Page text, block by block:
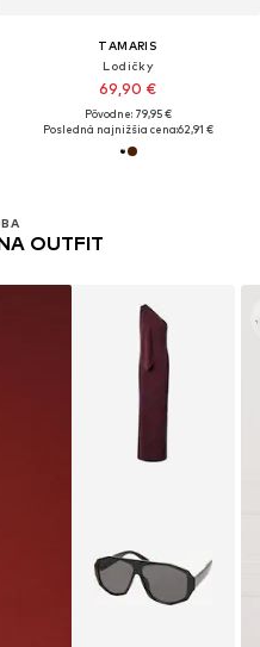
OUTFIT
TAMARIS
Lodičky
69,90 €
Pôvodne: 79,95 €
Posledná najnižšia cena:62,91 €